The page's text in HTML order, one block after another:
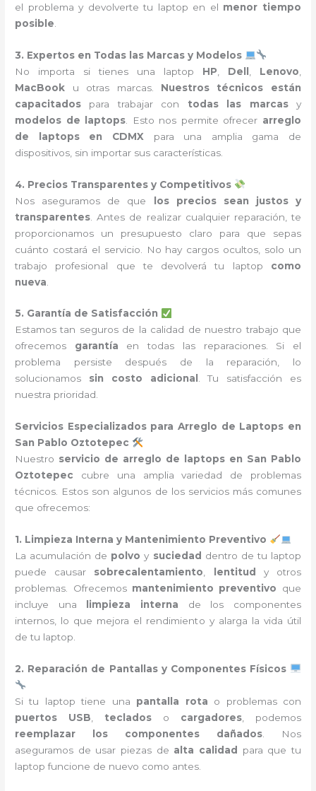
el problema y devolverte tu laptop en el menor tiempo
posible
3. Expertos en Todas las Marcas y Modelos
No importa si tienes una laptop HP Dell Lenovo
MacBook u otras marcas. Nuestros técnicos están
capacitados para trabajar con todas las marcasy
modelos de laptops . Esto nos permite ofrecer arreglo
de laptops en CDMX para una amplia gama de
dispositivos, sin importar sus características.
4. Precios Transparentes y Competitivos
Nos aseguramos de que los precios sean justos y
transparentes . Antes de realizar cualquier reparación, te
proporcionamos un presupuesto claro para que sepas
cuánto costará el servicio. No hay cargos ocultos, solo un
trabajo profesional que te devolverá tu laptop como
nueva
5. Garantía de Satisfacción
Estamos tan seguros de la calidad de nuestro trabajo que
ofrecemos garantía en todas las reparaciones. Si el
problema persiste después de la reparación, lo
solucionamos sin costo adicional . Tu satisfacción es
nuestra prioridad.
Servicios Especializados para Arreglo de Laptops en
San Pablo Oztotepec
Nuestro servicio de arreglo de laptops en San Pablo
Oztotepec cubre una amplia variedad de problemas
técnicos. Estos son algunos de los servicios más comunes
que ofrecemos:
1. Limpieza Interna y Mantenimiento Preventivo
La acumulación de polvo y suciedad dentro de tu laptop
puede causar sobrecalentamiento lentitud
y otros
problemas. Ofrecemos mantenimiento preventivo que
incluye una
limpieza interna de los componentes
internos, lo que mejora el rendimiento y alarga la vida útil
de tu laptop.
2. Reparación de Pantallas y Componentes Físicos
Si tu laptop tiene una pantalla rota o problemas con
puertos USB
teclados o cargadores, podemos
reemplazar los componentes dañados. Nos
aseguramos de usar piezas de alta calidad
para que tu
laptop funcione de nuevo como antes.